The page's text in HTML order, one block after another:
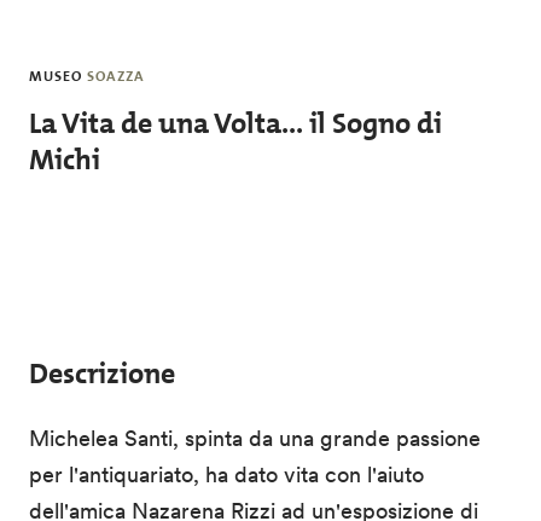
MUSEO SOAZZA
La Vita de una Volta... il Sogno di
Michi
Descrizione
Michelea Santi, spinta da una grande passione
per l'antiquariato, ha dato vita con l'aiuto
dell'amica Nazarena Rizzi ad un'esposizione di